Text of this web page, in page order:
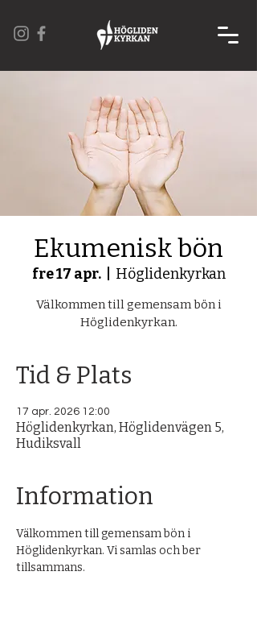
Ekumenisk bön
fre 17 apr.
  |
Höglidenkyrkan
Välkommen till gemensam bön i
Höglidenkyrkan.
Tid & Plats
17 apr. 2026 12:00
Höglidenkyrkan, Höglidenvägen 5,
Hudiksvall
Information
Välkommen till gemensam bön i
Höglidenkyrkan. Vi samlas och ber
tillsammans.